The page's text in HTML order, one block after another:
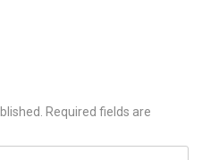
Required fields are